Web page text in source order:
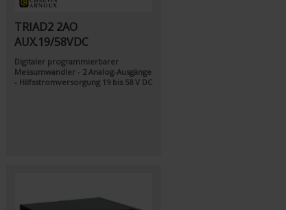
TRIAD2 2AO
AUX.19/58VDC
Digitaler programmierbarer
Messumwandler - 2 Analog-Ausgänge
- Hilfsstromversorgung 19 bis 58 V DC